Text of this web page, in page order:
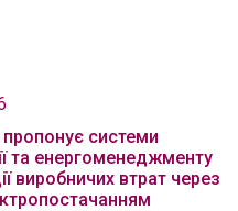
пропонує системи
та енергоменеджменту
виробничих втрат через